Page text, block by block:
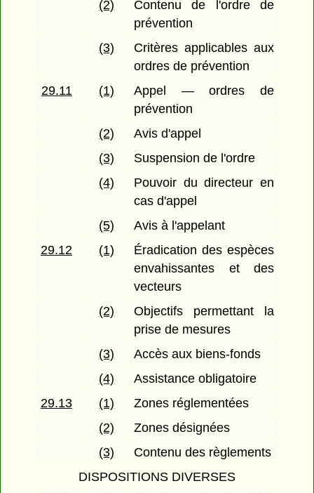
(2)
Contenu de l'ordre de
prévention
(3)
Critères applicables aux
ordres de prévention
29.11
(1)
Appel — ordres de
prévention
(2)
Avis d'appel
(3)
Suspension de l'ordre
(4)
Pouvoir du directeur en
cas d'appel
(5)
Avis à l'appelant
29.12
(1)
Éradication des espèces
envahissantes et des
vecteurs
(2)
Objectifs permettant la
prise de mesures
(3)
Accès aux biens-fonds
(4)
Assistance obligatoire
29.13
(1)
Zones réglementées
(2)
Zones désignées
(3)
Contenu des règlements
DISPOSITIONS DIVERSES